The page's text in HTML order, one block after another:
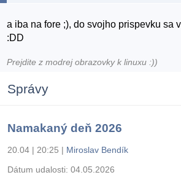
a iba na fore ;), do svojho prispevku sa
:DD
Prejdite z modrej obrazovky k linuxu :))
Správy
Namakaný deň 2026
20.04 | 20:25 | Miroslav Bendík
Dátum udalosti: 04.05.2026